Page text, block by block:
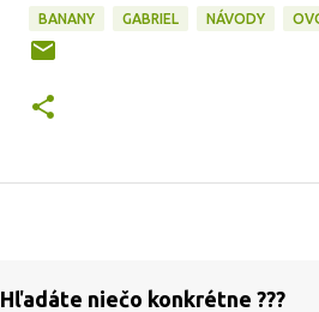
BANANY GABRIEL NÁVODY
Hľadáte niečo konkrétne ???